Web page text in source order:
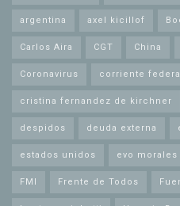
argentina axel kicillof
Carlos Aira CGT China
Coronavirus corriente
cristina fernandez de kirchner
despidos deuda externa
estados unidos evo morales
FMI Frente de Todos